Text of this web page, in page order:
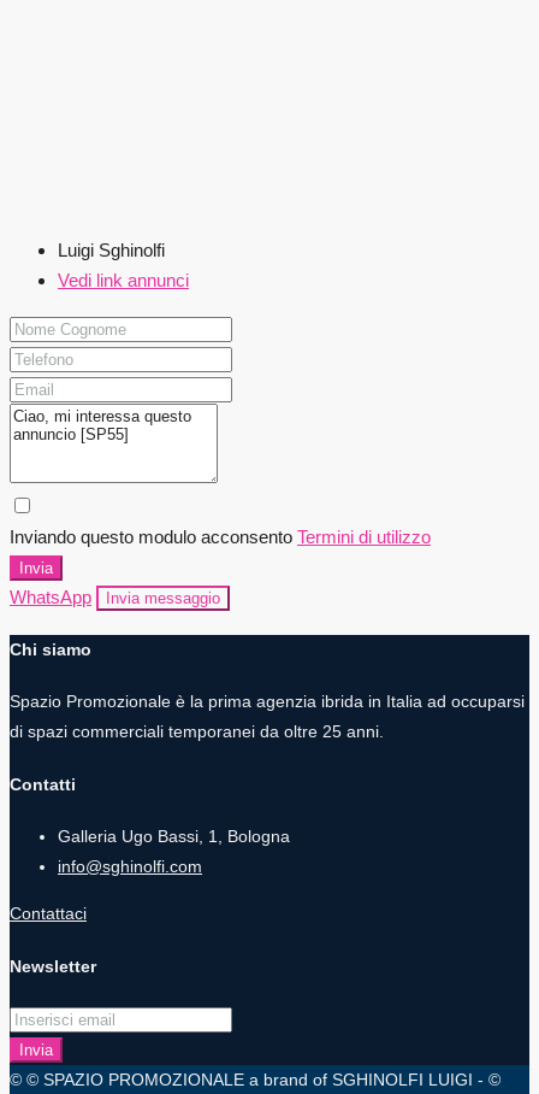
Luigi Sghinolfi
Vedi link annunci
Inviando questo modulo acconsento Termini di utilizzo
Invia
WhatsApp Invia messaggio
Chi siamo
Spazio Promozionale è la prima agenzia ibrida in Italia ad occuparsi
di spazi commerciali temporanei da oltre 25 anni.
Contatti
Galleria Ugo Bassi, 1, Bologna
info@sghinolfi.com
Contattaci
Newsletter
Invia
© © SPAZIO PROMOZIONALE a brand of SGHINOLFI LUIGI - ©